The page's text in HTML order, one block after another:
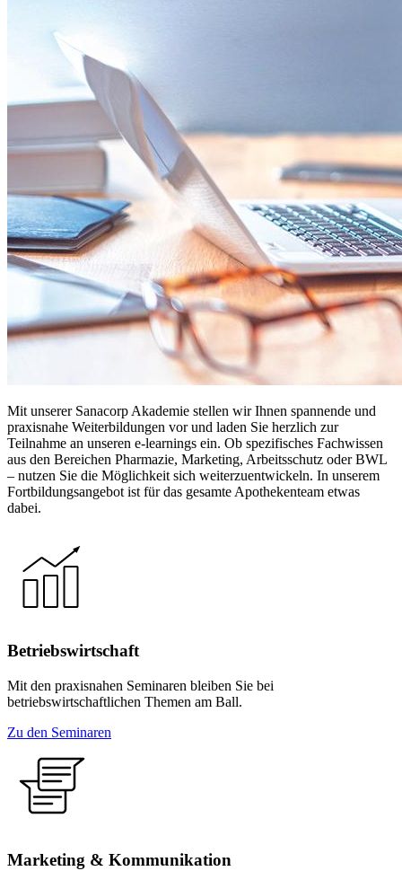
Mit unserer Sanacorp Akademie stellen wir Ihnen spannende und
praxisnahe Weiterbildungen vor und laden Sie herzlich zur
Teilnahme an unseren e-learnings ein. Ob spezifisches Fachwissen
aus den Bereichen Pharmazie, Marketing, Arbeitsschutz oder BWL
– nutzen Sie die Möglichkeit sich weiterzuentwickeln. In unserem
Fortbildungsangebot ist für das gesamte Apothekenteam etwas
dabei.
Betriebswirtschaft
Mit den praxisnahen Seminaren bleiben Sie bei
betriebswirtschaftlichen Themen am Ball.
Zu den Seminaren
Marketing & Kommunikation